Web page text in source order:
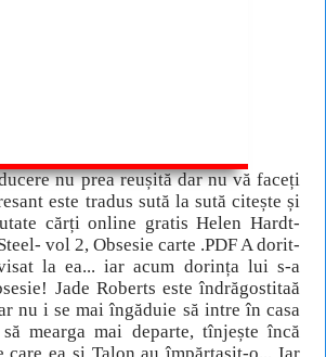
nu prea reușită dar nu vă faceți
este tradus sută la sută citește și
cărți online gratis Helen Hardt-
vol 2, Obsesie carte .PDF A dorit-
la ea... iar acum dorința lui s-a
Jade Roberts este îndrăgostitaă
nu i se mai îngăduie să intre în casa
mearga mai departe, tînjește încă